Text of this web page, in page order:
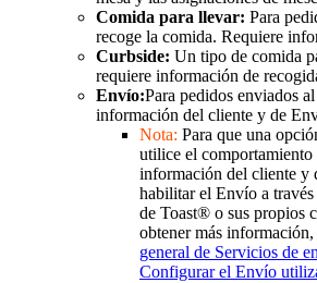
Comida para llevar: Para
recoge la comida. Requiere
Curbside: Un tipo de comida
requiere información de
Envío:Para pedidos enviados
información del cliente y de
Nota: Para que una
utilice el
información del cliente y
habilitar el Envío a
de Toast® o sus propios
obtener más
general de Servicios de
Configurar el Envío